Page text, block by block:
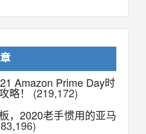
Amazon Prime Day时
略！
(219,172)
，2020老手惯用的亚马